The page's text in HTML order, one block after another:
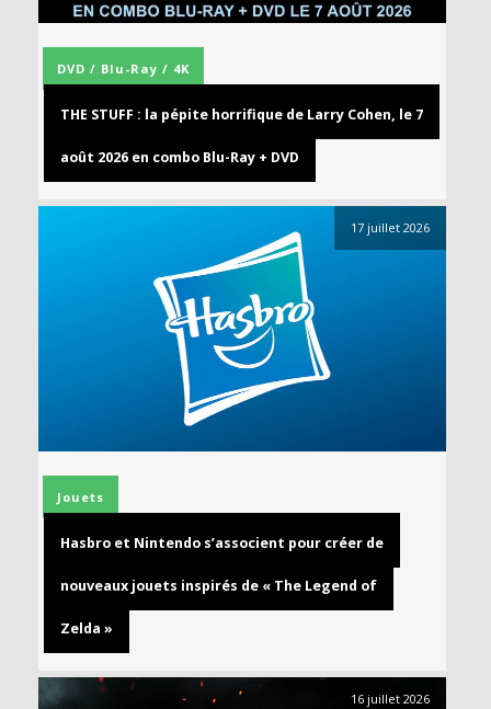
DVD / Blu-Ray / 4K
THE STUFF : la pépite horrifique de Larry Cohen, le 7
août 2026 en combo Blu-Ray + DVD
17 juillet 2026
Jouets
Hasbro et Nintendo s’associent pour créer de
nouveaux jouets inspirés de « The Legend of
Zelda »
16 juillet 2026